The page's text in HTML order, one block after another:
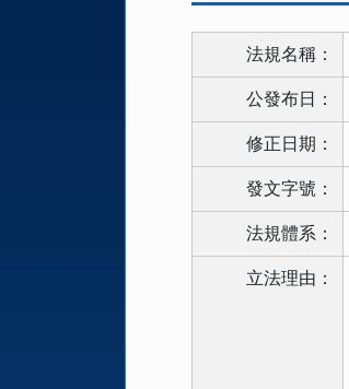
法規名稱：
公發布日：
修正日期：
發文字號：
法規體系：
立法理由：